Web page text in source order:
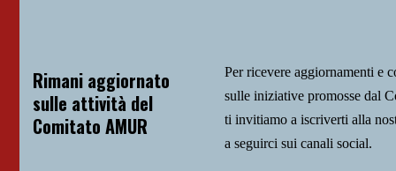
Rimani aggiornato
sulle attività del
Comitato AMUR
Per ricevere aggiornamenti e
sulle iniziative promosse dal
ti invitiamo a iscriverti alla
a seguirci sui canali social.